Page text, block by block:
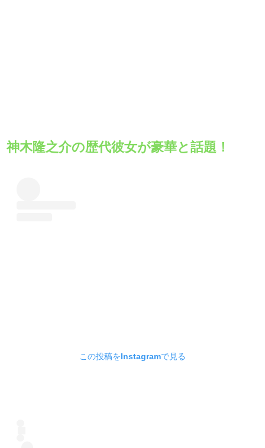
神木隆之介の歴代彼女が豪華と話題！
この投稿をInstagramで見る